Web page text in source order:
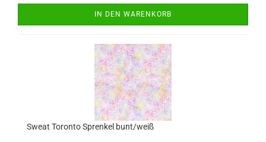
IN DEN WARENKORB
Sweat Toronto Sprenkel bunt/weiß